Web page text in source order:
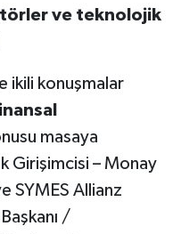
ve teknolojik
ikili konuşmalar
masaya
Girişimcisi – Monay
SYMES Allianz
/